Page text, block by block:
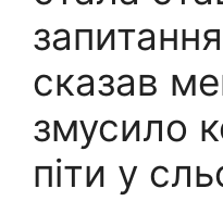
сказав
змусило
піти у